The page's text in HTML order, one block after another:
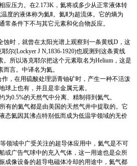
应压力。在2.173K，氦将或多少从正常液体转
度的液体称为氦Ⅱ。氦Ⅱ为超流体。它的熵为
常条件下不与其它元素和化合物反应。
蚀时，就曾在太阳光谱上观察到一条黄线D，这
尔(Lockyer J N,1836-1920)也观测到这条黄线
所以洛克耶尔把这个元素取名为Helium，这是
言。中译名为氦。
作，在用硫酸处理沥青铀矿时，产生一种不活泼
上也有，并且是非金属元素。
0.5%的天然气中分离、精制得到氦气。
的氦气都是由美国的天然气井中提取的。它
态氦因其沸点特别低而成为低温学领域的无价
域中广受关注的超导体应用中，氦气是不可
或广告气球中的充入气体，这一用途也是众所
成像设备的超导电磁体冷却的用途中，氦气都